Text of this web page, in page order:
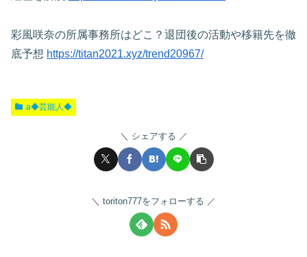
彩風咲奈の所属事務所はどこ？退団後の活動や移籍先を徹
底予想 https://titan2021.xyz/trend20967/
a◆芸能人◆
シェアする
toriton777をフォローする